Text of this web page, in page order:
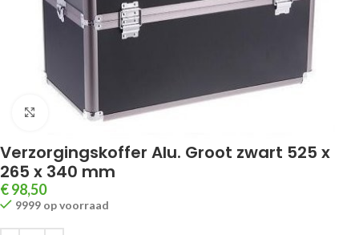
Klik om te vergroten
Verzorgingskoffer Alu. Groot zwart 525 x
265 x 340 mm
€98,50
9999 op voorraad